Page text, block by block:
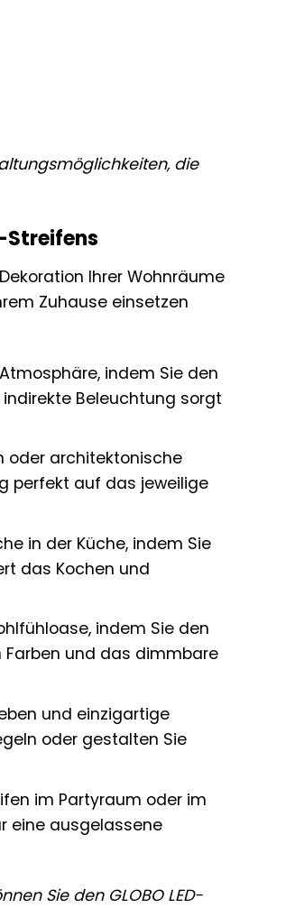
die
Streifens
Ihrer Wohnräume
Zuhause einsetzen
indem Sie den
indirekte Beleuchtung sorgt
oder architektonische
perfekt auf das jeweilige
in der Küche, indem Sie
das Kochen und
indem Sie den
Farben und das dimmbare
und einzigartige
oder gestalten Sie
im Partyraum oder im
eine ausgelassene
Sie den GLOBO LED-